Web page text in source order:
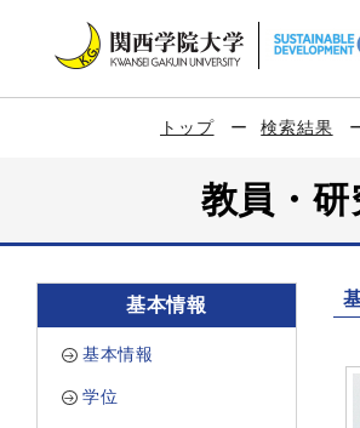
トップ 検索結果
教員・
基本情報
基本情報
学位